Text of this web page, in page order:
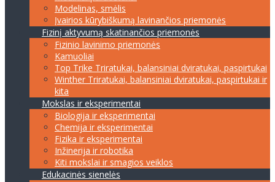
Modelinas, smėlis
Įvairios kūrybiškumą lavinančios priemonės
Fizinį aktyvumą skatinančios priemonės
Fizinio lavinimo priemonės
Kamuoliai
Top Trike Triratukai, balansiniai dviratukai, paspirtukai
Winther Triratukai, balansiniai dviratukai, paspirtukai ir
kita
Mokslas ir eksperimentai
Biologija ir eksperimentai
Chemija ir eksperimentai
Fizika ir eksperimentai
Inžinerija ir robotika
Kiti mokslai ir smagios veiklos
Edukacinės sienelės